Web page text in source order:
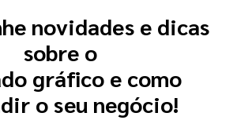
novidades e dicas
sobre o
gráfico e como
o seu negócio!